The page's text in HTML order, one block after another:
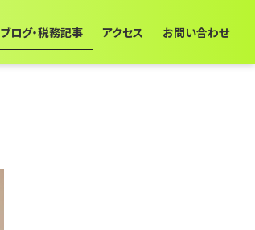
ブログ・税務記事 アクセス お問い合わせ